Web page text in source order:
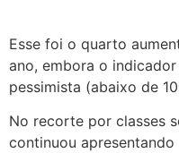
Esse foi o quarto
ano, embora o
pessimista (abaixo de
No recorte por classes
continuou